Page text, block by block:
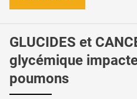
GLUCIDES et
glycémique
poumons